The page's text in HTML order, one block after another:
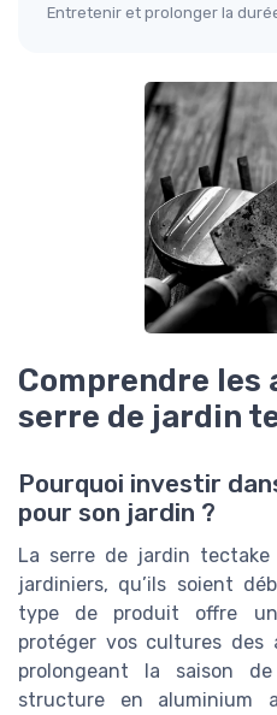
Entretenir et prolonger la
Comprendre les
serre de jardin
Pourquoi investir
pour son jardin ?
La serre de jardin
jardiniers, qu’ils soient
type de produit offre
protéger vos cultures des
prolongeant la saison
structure en aluminium